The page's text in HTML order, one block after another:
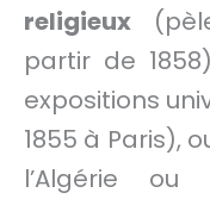
religieux
partir de
expositions
1855 à Paris),
l’Algérie ou